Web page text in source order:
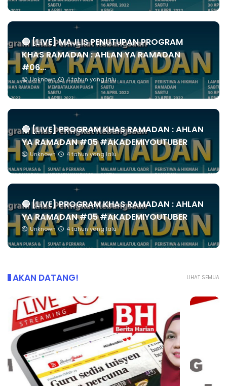
🔴 [LIVE] MAJLIS PENUTUPAN PROGRAM
KHAS RAMADAN : AHLAN YA RAMADAN
#06...
Unknown 4 tahun yang lalu
🔴 [LIVE] PROGRAM KHAS RAMADAN : AHLAN
YA RAMADAN #05 #AKADEMIYOUTUBER
Unknown 4 tahun yang lalu
🔴 [LIVE] PROGRAM KHAS RAMADAN : AHLAN
YA RAMADAN #05 #AKADEMIYOUTUBER
Unknown 4 tahun yang lalu
LIHAT SEMUA
AKAN DATANG!